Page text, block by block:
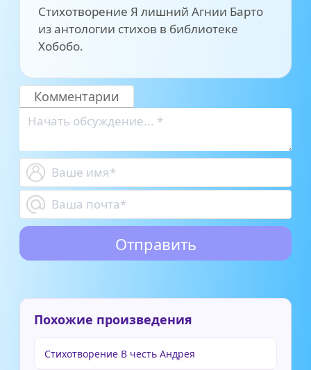
Стихотворение Я лишний Агнии Барто
из антологии стихов в библиотеке
Хобобо.
Комментарии
Похожие произведения
Стихотворение В честь Андрея